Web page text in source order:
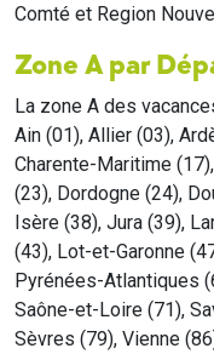
Comté et Region
Zone A par
La zone A des
Ain (01), Allier (03),
Charente-Maritime
(23), Dordogne (24),
Isère (38), Jura (39),
(43), Lot-et-Garonne
Pyrénées-Atlantiques
Saône-et-Loire (71),
Sèvres (79), Vienne